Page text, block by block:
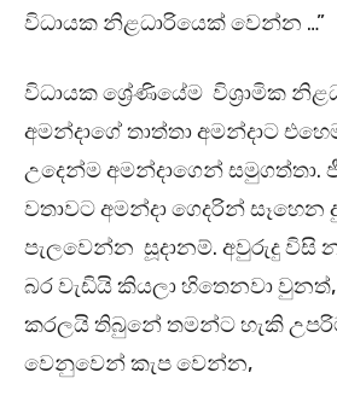
විධායක නිළධාරියෙක් වෙන්න …”
විධායක ශ්‍රේණියේම විශ්‍රාමික
අමන්දාගේ තාත්තා අමන්දාට
උදෙන්ම අමන්දාගෙන් සමුගත්තා.
වතාවට අමන්දා ගෙදරින්
පැලවෙන්න සූදානම්. අවුරුදු විසි
බර වැඩියි කියලා හිතෙනවා
කරලයි තිබුනේ තමන්ට හැකි
වෙනුවෙන් කැප වෙන්න,